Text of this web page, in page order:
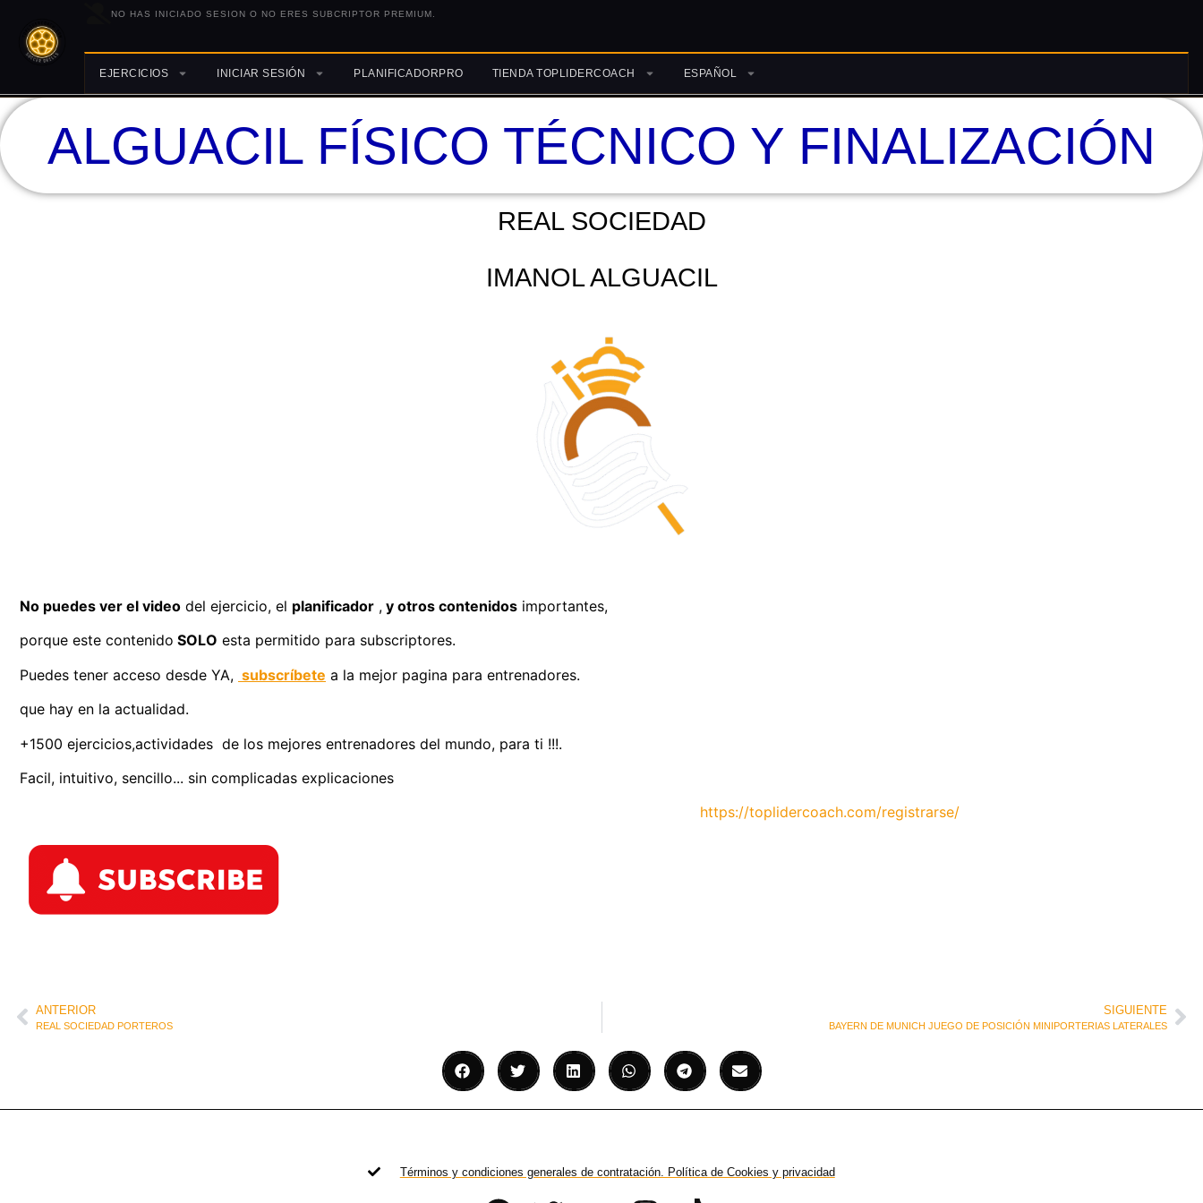
NO HAS INICIADO SESION O NO ERES SUBCRIPTOR PREMIUM.
EJERCICIOS INICIAR SESIÓN PLANIFICADORPRO TIENDA TOPLIDERCOACH ESPAÑOL
ALGUACIL FÍSICO TÉCNICO Y FINALIZACIÓN
REAL SOCIEDAD
IMANOL ALGUACIL
No puedes ver el video del ejercicio, el planificador , y otros contenidos importantes,
porque este contenido SOLO esta permitido para subscriptores.
Puedes tener acceso desde YA, subscríbete a la mejor pagina para entrenadores.
que hay en la actualidad.
+1500 ejercicios,actividades de los mejores entrenadores del mundo, para ti !!!.
Facil, intuitivo, sencillo... sin complicadas explicaciones
https://toplidercoach.com/registrarse/
ANTERIOR
REAL SOCIEDAD PORTEROS
SIGUIENTE
BAYERN DE MUNICH JUEGO DE POSICIÓN MINIPORTERIAS LATERALES
Términos y condiciones generales de contratación. Política de Cookies y privacidad